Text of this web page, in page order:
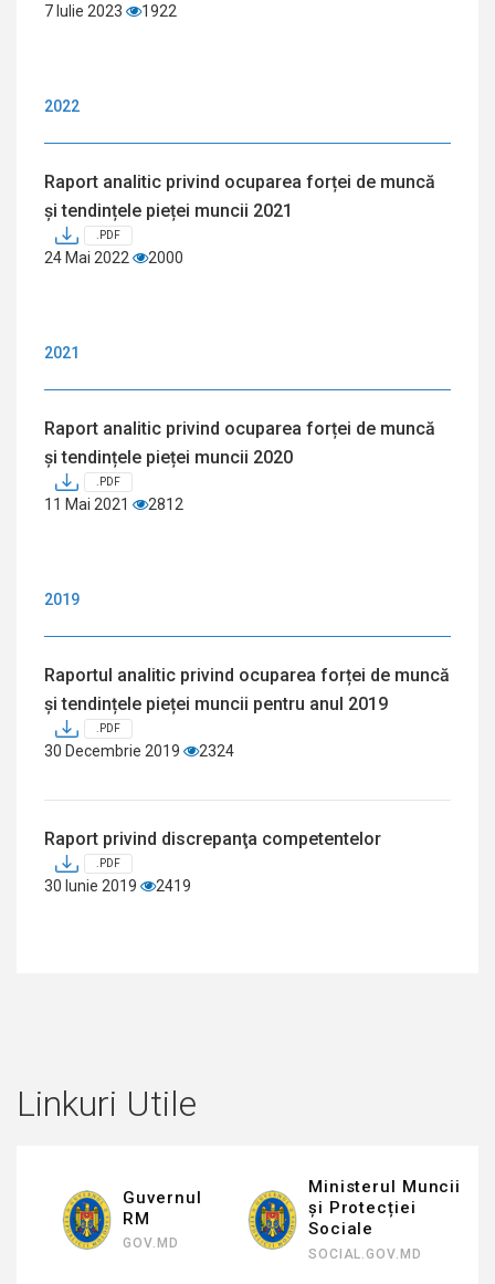
7 Iulie 2023 1922
2022
Raport analitic privind ocuparea forței de muncă
și tendințele pieței muncii 2021
.PDF
24 Mai 2022 2000
2021
Raport analitic privind ocuparea forței de muncă
și tendințele pieței muncii 2020
.PDF
11 Mai 2021 2812
2019
Raportul analitic privind ocuparea forței de muncă
și tendințele pieței muncii pentru anul 2019
.PDF
30 Decembrie 2019 2324
Raport privind discrepanţa competentelor
.PDF
30 Iunie 2019 2419
Linkuri Utile
Guvernul
RM
GOV.MD
Ministerul Muncii
și Protecției
Sociale
SOCIAL.GOV.MD